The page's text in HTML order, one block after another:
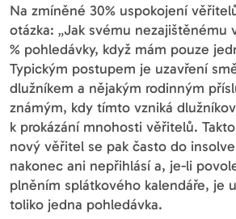
Na zmíněné 30% uspokojení
otázka: „Jak svému nezajištěnému
% pohledávky, když mám pouze
Typickým postupem je uzavření
dlužníkem a nějakým rodinným
známým, kdy tímto vzniká
k prokázání mnohosti věřitelů.
nový věřitel se pak často do
nakonec ani nepřihlásí a, je-li
plněním splátkového kalendáře, je
toliko jedna pohledávka.